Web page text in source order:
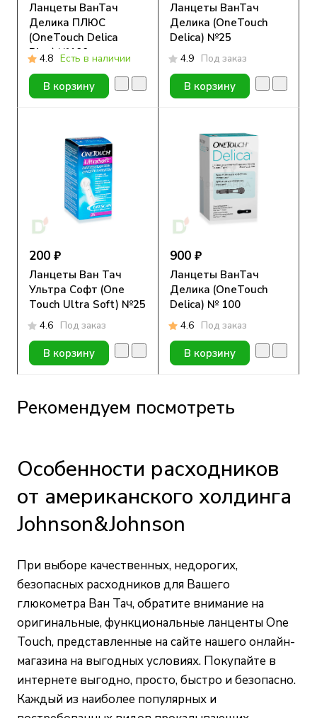
Ланцеты ВанТач
Делика ПЛЮС
(OneTouch Delica
Plus) №100
4.8 Есть в наличии
В корзину
Ланцеты ВанТач
Делика (OneTouch
Delica) №25
4.9 Под заказ
В корзину
200 ₽
Ланцеты Ван Тач
Ультра Софт (One
Touch Ultra Soft) №25
4.6 Под заказ
В корзину
900 ₽
Ланцеты ВанТач
Делика (OneTouch
Delica) № 100
4.6 Под заказ
В корзину
Рекомендуем посмотреть
Особенности расходников
от американского холдинга
Johnson&Johnson
При выборе качественных, недорогих,
безопасных расходников для Вашего
глюкометра Ван Тач, обратите внимание на
оригинальные, функциональные ланценты One
Touch, представленные на сайте нашего онлайн-
магазина на выгодных условиях. Покупайте в
интернете выгодно, просто, быстро и безопасно.
Каждый из наиболее популярных и